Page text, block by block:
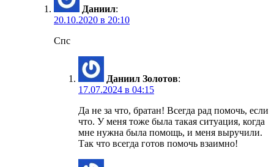
Даниил:
20.10.2020 в 20:10
Спс
Даниил Золотов:
17.07.2024 в 04:15
Да не за что, братан! Всегда рад помочь, если
что. У меня тоже была такая ситуация, когда
мне нужна была помощь, и меня выручили.
Так что всегда готов помочь взаимно!